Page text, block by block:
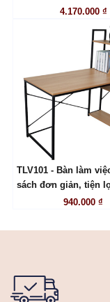
4.170.000 ₫
LIÊN HỆ
TLV101 - Bàn làm
sách đơn giản, tiện
940.000 ₫